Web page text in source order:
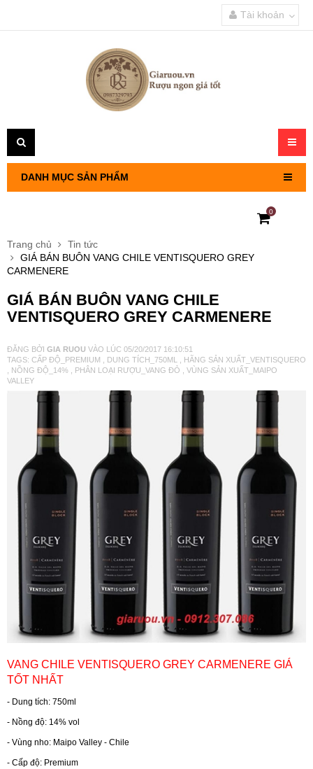
Tài khoản
DANH MỤC SẢN PHẨM
RƯỢU VANG CHILE
RƯỢU VANG Ý
RƯỢU VANG MỸ
RƯỢU VANG NGỌT
RƯỢU VANG BỊCH
RƯỢU VANG ÚC
RƯỢU VANG ÁO
RƯỢU SỮA
RƯỢU CHAMPANGNE
RƯỢU WHISKY
RƯỢU XO BRANDY
RƯỢU VODKA
0
Trang chủ
Tin tức
GIÁ BÁN BUÔN VANG CHILE VENTISQUERO GREY
CARMENERE
GIÁ BÁN BUÔN VANG CHILE
VENTISQUERO GREY CARMENERE
ĐĂNG BỞI GIA RUOU VÀO LÚC 05/20/2017 16:10:51
TAGS: CẤP ĐỘ_PREMIUM DUNG TÍCH_750ML
HÃNG SẢN XUẤT_VENTISQUERO
NỒNG ĐỘ_14% PHÂN LOẠI RƯỢU_VANG ĐỎ
VÙNG SẢN XUẤT_MAIPO
VALLEY
VANG CHILE VENTISQUERO GREY CARMENERE GIÁ
TỐT NHẤT
- Dung tích: 750ml
- Nồng độ: 14% vol
- Vùng nho: Maipo Valley - Chile
- Cấp độ: Premium